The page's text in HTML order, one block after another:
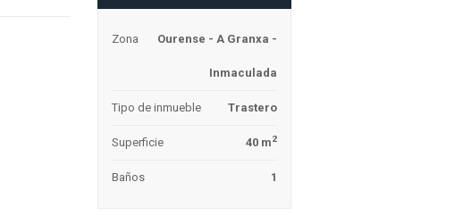
Zona Ourense - A Granxa -
Inmaculada
Tipo de inmueble Trastero
Superficie 40 m2
Baños 1